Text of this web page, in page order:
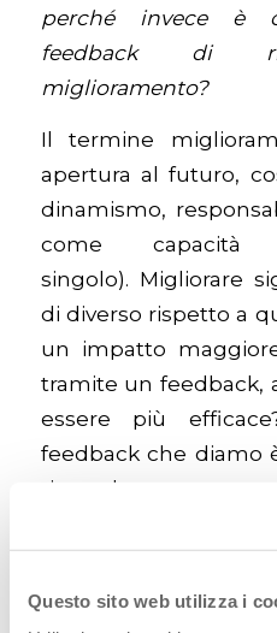
Questo sito web utilizza i
perché invece è
feedback di
miglioramento?
Il termine
apertura al futuro,
dinamismo,
come
singolo). Migliorare
di diverso rispetto a
un impatto
tramite un feedback,
essere più
feedback che diamo
rimanda a un evento
un’opportunità di
non è e non deve
anche perché
i
influenzati dalla